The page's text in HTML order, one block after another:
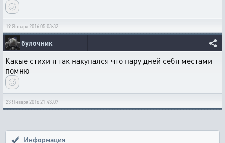
19 Января 2016 05:03:32
булочник
Какые стихи я так накупался что пару дней себя местами
помню
23 Января 2016 21:43:07
Информация